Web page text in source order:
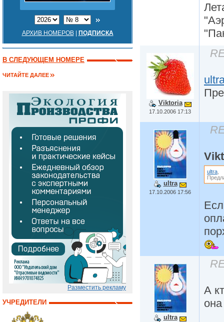
АРХИВ НОМЕРОВ| ПОДПИСКА
В СЛЕДУЮЩЕМ НОМЕРЕ
ЧИТАЙТЕ ДАЛЕЕ
Разместить рекламу
УЧРЕДИТЕЛИ
Viktoria
17.10.2006 17:13
ultra
17.10.2006 17:56
ultra
ultra
А